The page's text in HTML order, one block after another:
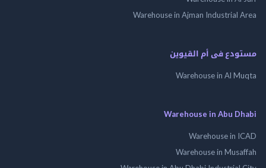
Warehouse in Ajman Industrial Area
مستودع فى أم القيوين
Warehouse in Al Muqta
Warehouse in Abu Dhabi
Warehouse in ICAD
Warehouse in Musaffah